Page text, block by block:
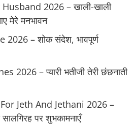
2026 – खाली-खाली
मेरे मनभावन
– शोक संदेश, भावपूर्ण
– प्यारी भतीजी तेरी छंछनाती
Jeth And Jethani 2026 –
पर शुभकामनाएँ